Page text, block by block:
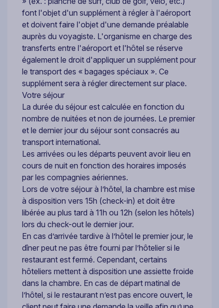
font l'objet d'un supplément à régler à l'aéroport
et doivent faire l'objet d'une demande préalable
auprès du voyagiste. L'organisme en charge des
transferts entre l'aéroport et l'hôtel se réserve
également le droit d'appliquer un supplément pour
le transport des « bagages spéciaux ». Ce
supplément sera à régler directement sur place.
Votre séjour
La durée du séjour est calculée en fonction du
nombre de nuitées et non de journées. Le premier
et le dernier jour du séjour sont consacrés au
transport international.
Les arrivées ou les départs peuvent avoir lieu en
cours de nuit en fonction des horaires imposés
par les compagnies aériennes.
Lors de votre séjour à l’hôtel, la chambre est mise
à disposition vers 15h (check-in) et doit être
libérée au plus tard à 11h ou 12h (selon les hôtels)
lors du check-out le dernier jour.
En cas d’arrivée tardive à l’hôtel le premier jour, le
dîner peut ne pas être fourni par l’hôtelier si le
restaurant est fermé. Cependant, certains
hôteliers mettent à disposition une assiette froide
dans la chambre. En cas de départ matinal de
l’hôtel, si le restaurant n’est pas encore ouvert, le